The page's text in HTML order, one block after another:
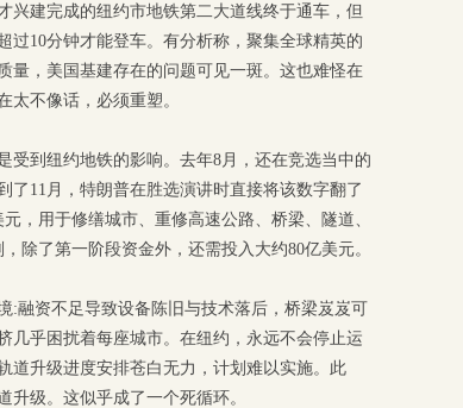
兴建完成的纽约市地铁第二大道线终于通车，但
过10分钟才能登车。有分析称，聚集全球精英的
量，美国基建存在的问题可见一斑。这也难怪在
太不像话，必须重塑。
受到纽约地铁的影响。去年8月，还在竞选当中的
了11月，特朗普在胜选演讲时直接将该数字翻了
，用于修缮城市、重修高速公路、桥梁、隧道、
除了第一阶段资金外，还需投入大约80亿美元。
:融资不足导致设备陈旧与技术落后，桥梁岌岌可
几乎困扰着每座城市。在纽约，永远不会停止运
道升级进度安排苍白无力，计划难以实施。此
级。这似乎成了一个死循环。